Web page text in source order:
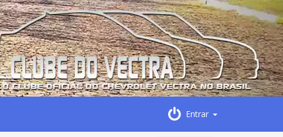
Entrar